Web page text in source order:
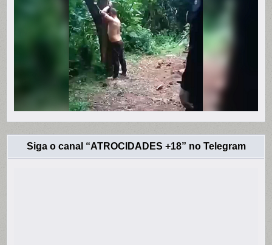
Siga o canal “ATROCIDADES +18” no Telegram